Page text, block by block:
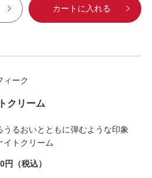
カートに入れる
ィーク
クリーム
うるおいとともに弾むような印象
トクリーム
円 （税込）